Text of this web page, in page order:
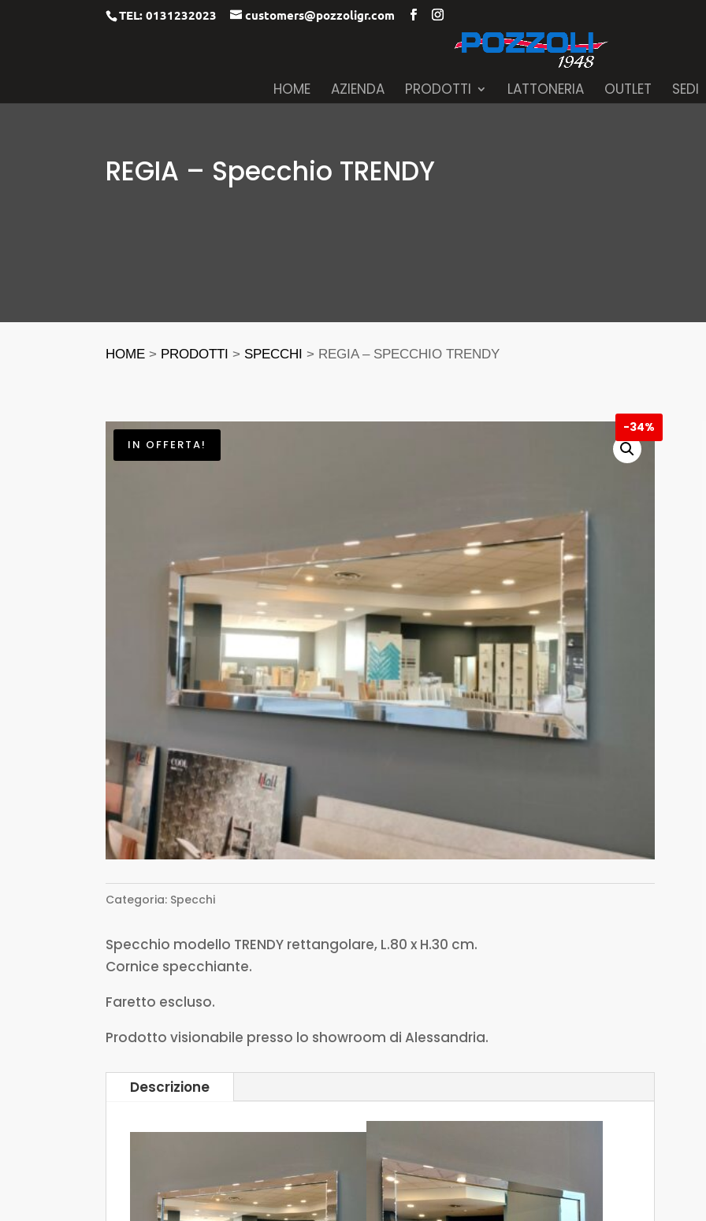
TEL: 0131232023 customers@pozzoligr.com
HOME AZIENDA PRODOTTI LATTONERIA OUTLET SEDI
REGIA – Specchio TRENDY
HOME > PRODOTTI > SPECCHI > REGIA – SPECCHIO TRENDY
IN OFFERTA!
-34%
Categoria: Specchi
Specchio modello TRENDY rettangolare, L.80 x H.30 cm.
Cornice specchiante.
Faretto escluso.
Prodotto visionabile presso lo showroom di Alessandria.
Descrizione